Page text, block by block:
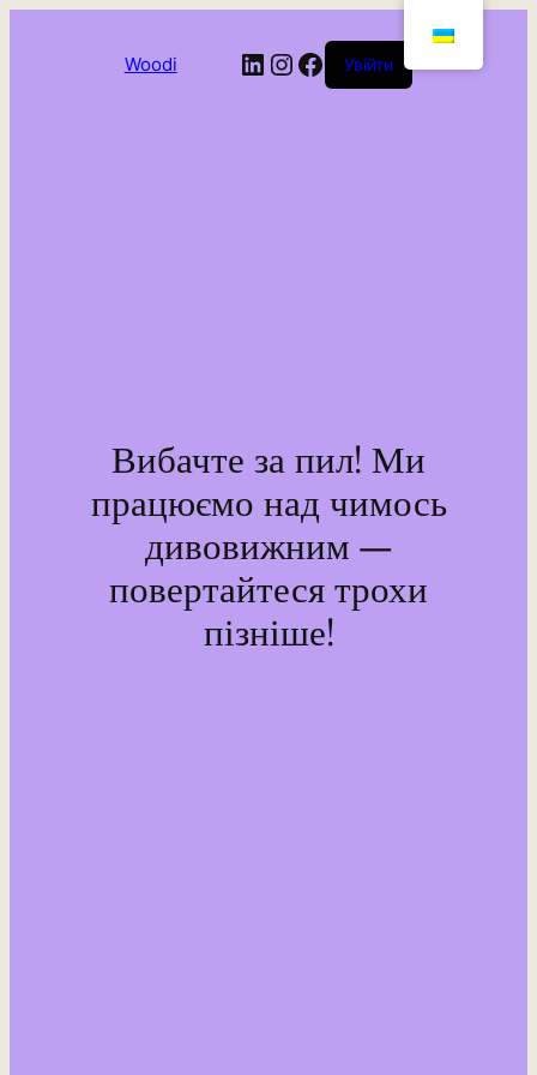
Woodi LinkedIn
Instagram
Facebook
Увійти
Вибачте за пил! Ми
працюємо над чимось
дивовижним —
повертайтеся трохи
пізніше!